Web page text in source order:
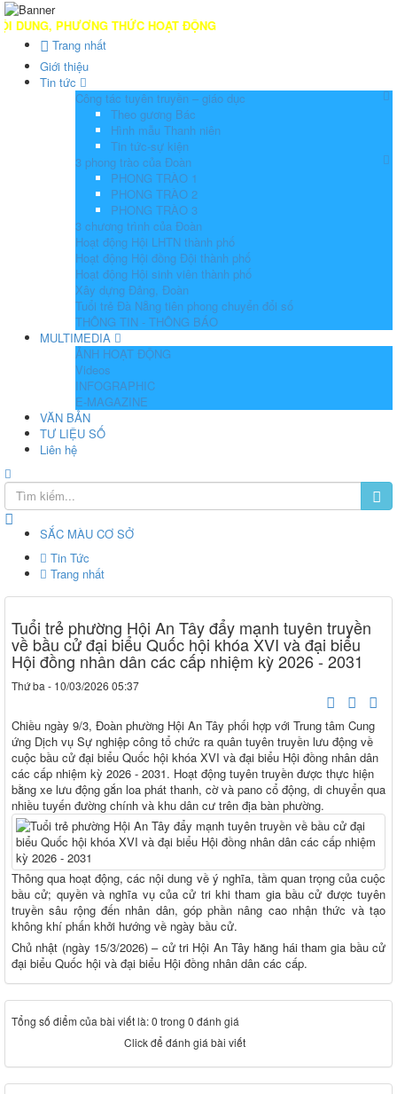
PHƯƠNG THỨC HOẠT ĐỘNG
Trang nhất
Giới thiệu
Tin tức
Công tác tuyên truyền – giáo dục
Theo gương Bác
Hình mẫu Thanh niên
Tin tức-sự kiện
3 phong trào của Đoàn
PHONG TRÀO 1
PHONG TRÀO 2
PHONG TRÀO 3
3 chương trình của Đoàn
Hoạt động Hội LHTN thành phố
Hoạt động Hội đồng Đội thành phố
Hoạt động Hội sinh viên thành phố
Xây dựng Đảng, Đoàn
Tuổi trẻ Đà Nẵng tiên phong chuyển đổi số
THÔNG TIN - THÔNG BÁO
MULTIMEDIA
ẢNH HOẠT ĐỘNG
Videos
INFOGRAPHIC
E-MAGAZINE
VĂN BẢN
TƯ LIỆU SỐ
Liên hệ
SẮC MÀU CƠ SỞ
Tin Tức
Trang nhất
Tuổi trẻ phường Hội An Tây đẩy mạnh tuyên truyền
về bầu cử đại biểu Quốc hội khóa XVI và đại biểu
Hội đồng nhân dân các cấp nhiệm kỳ 2026 - 2031
Thứ ba - 10/03/2026 05:37
Chiều ngày 9/3, Đoàn phường Hội An Tây phối hợp với Trung tâm Cung
ứng Dịch vụ Sự nghiệp công tổ chức ra quân tuyên truyền lưu động về
cuộc bầu cử đại biểu Quốc hội khóa XVI và đại biểu Hội đồng nhân dân
các cấp nhiệm kỳ 2026 - 2031. Hoạt động tuyên truyền được thực hiện
bằng xe lưu động gắn loa phát thanh, cờ và pano cổ động, di chuyển qua
nhiều tuyến đường chính và khu dân cư trên địa bàn phường.
Thông qua hoạt động, các nội dung về ý nghĩa, tầm quan trọng của cuộc
bầu cử; quyền và nghĩa vụ của cử tri khi tham gia bầu cử được tuyên
truyền sâu rộng đến nhân dân, góp phần nâng cao nhận thức và tạo
không khí phấn khởi hướng về ngày bầu cử.
Chủ nhật (ngày 15/3/2026) – cử tri Hội An Tây hăng hái tham gia bầu cử
đại biểu Quốc hội và đại biểu Hội đồng nhân dân các cấp.
Tổng số điểm của bài viết là: 0 trong 0 đánh giá
Click để đánh giá bài viết